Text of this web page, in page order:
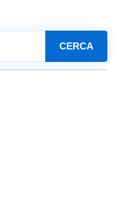
CERCA